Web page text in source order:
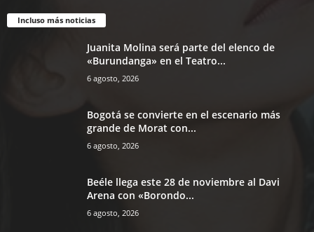
Incluso más noticias
Juanita Molina será parte del elenco de
«Burundanga» en el Teatro...
6 agosto, 2026
Bogotá se convierte en el escenario más
grande de Morat con...
6 agosto, 2026
Beéle llega este 28 de noviembre al Davi
Arena con «Borondo...
6 agosto, 2026